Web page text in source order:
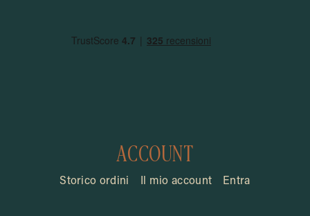
ACCOUNT
Storico ordini Il mio account Entra